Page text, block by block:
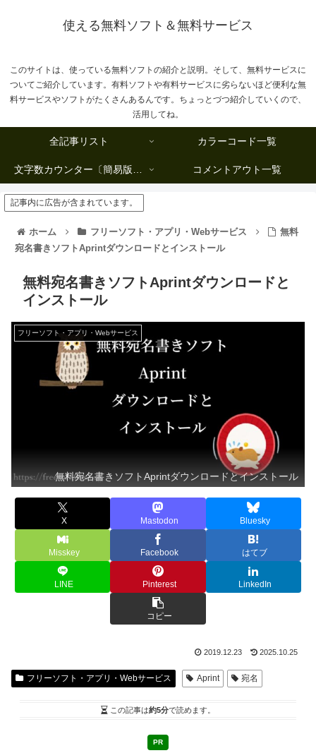
使える無料ソフト＆無料サービス
このサイトは、使っている無料ソフトの紹介と説明。そして、無料サービスに
ついてご紹介しています。有料ソフトや有料サービスに劣らないほど便利な無
料サービスやソフトがたくさんあるんです。ちょっとづつ紹介していくので、
活用してね。
全記事リスト カラーコード一覧
文字数カウンター〔簡易版複数行タイプ〕 コメントアウト一覧
記事内に広告が含まれています。
ホーム フリーソフト・アプリ・Webサービス
無料
宛名書きソフトAprintダウンロードとインストール
無料宛名書きソフトAprintダウンロードと
インストール
フリーソフト・アプリ・Webサービス
無料宛名書きソフトAprintダウンロードとインストール
X Mastodon Bluesky
Misskey Facebook はてブ
LINE Pinterest LinkedIn
コピー
2019.12.23 2025.10.25
フリーソフト・アプリ・Webサービス Aprint 宛名
この記事は約5分で読めます。
PR